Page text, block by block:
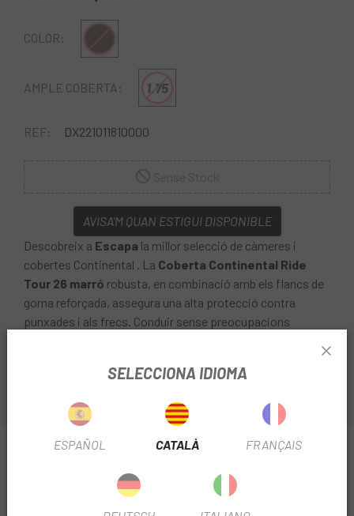
COLOR:Negro-Marron
AMPLE COBERTA: 1.75
REF: DX221011810000
AVISA'M QUAN ESTIGUI DISPONIBLE
Descobreix a Escapa la millor selecció de càmeres i
cobertes Continental . La Coberta Continental Ride
Tour 26 marró robusta, en combinació amb els flancs de
goma reforçada, assegura una alta protecció contra
punxades i als frecs. Conduir sense preocupacions
INFORMACIÓ SOBRE COBERTA CONTINENTAL
RIDE TOUR 26 RIGIDA
SELECCIONA IDIOMA
ESPAÑOL CATALÀ FRANÇAIS